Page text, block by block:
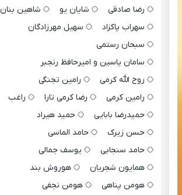
رضا صادقی
شایان یو
شاهین بنان
سهراب پاکزاد
سهیل مهرزادگان
سبحان رستمی
سامان یاسین و امیرحافظ رنجبر
روح الله کرمی
رامین تجنگی
رامین کرمی
رضا کرمی تارا
راغب
حمیدرضا بابایی
حمید هیراد
حسن زیرک
حامد الماسی
حامد سنجابی
یوسف جمالی
همایون شجریان
هوروش بند
هومن پناهی
هومن نجفی